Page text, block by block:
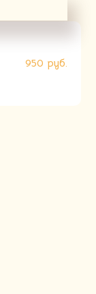
950 руб.